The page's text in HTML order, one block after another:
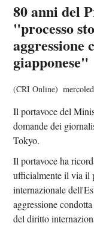
80 anni del
"processo
giapponese"
(CRI Online)
Il portavoce del
domande dei
Tokyo.
Il portavoce ha
ufficialmente il via il
internazionale
aggressione
del diritto